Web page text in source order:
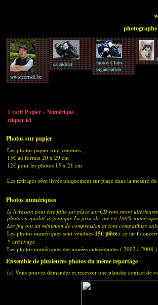
www.corradi.be
calendrier
motos Clubs
organisation
1 tarif Papier + Numérique ,
cliquer ici
Photos sur papier
Les photos papier sont vendues ;
15€ au format 20 x 29 cm
12€ pour les photos 15 x 21 cm
Les retirages sont livrés uniquement sur place dans la mesure du
Photos numériques
la livraison peut être faite sur place sur CD rom sinon
photo en qualité argentique La prise de vue est 100%
Les jpg ont un minimum de compression et sont compatibles
Les photos numériques sont vendues 15€ pièce ( ce tarif
* archivage
Les photos numériques des années antécédantes ( 2002 à 2008
Ensemble de plusieures photos du même reportage
(a) Vous pouvez demander et recevoir une planche contact de